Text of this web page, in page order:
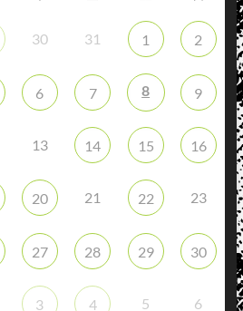
30 31 1 2
6 7 8 9
13 14 15 16
20 21 22 23
27 28 29 30
3 4 5 6